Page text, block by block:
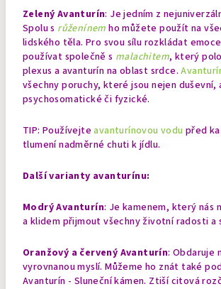
Zelený Avanturín: Je jedním z
Spolu s růženínem ho můžete použít na
lidského těla. Pro svou sílu rozkládat
používat společně s malachitem, který
plexus a avanturín na oblast srdce.
všechny poruchy, které jsou nejen duševní,
psychosomatické či fyzické.
TIP: Používejteavanturínovou vodupřed
tlumení nadměrné chuti k jídlu.
Další varianty avanturínu:
Modrý Avanturín: Je kamenem, který nás
a klidem přijmout všechny životní radosti a
Oranžový a červený Avanturín: Obdaruje
vyrovnanou myslí. Můžeme ho znát také
Avanturín - Sluneční kámen. Ztiší citová